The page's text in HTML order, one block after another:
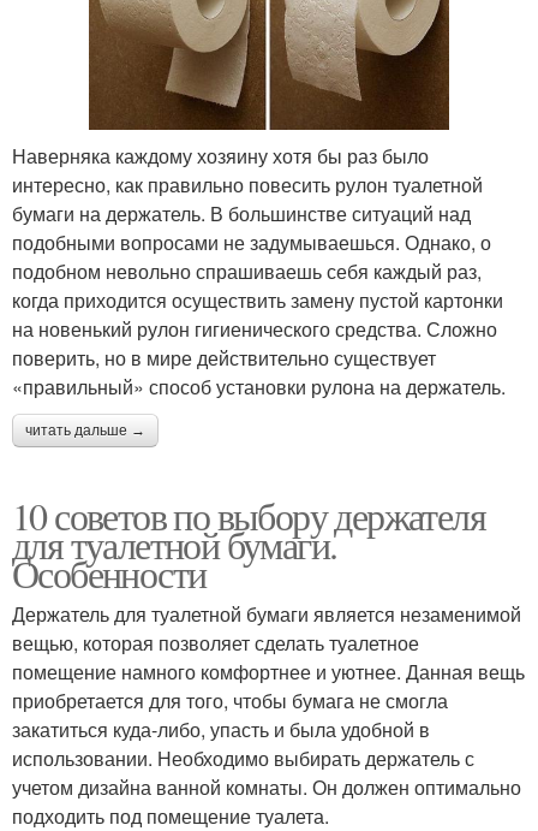
Наверняка каждому хозяину хотя бы раз было
интересно, как правильно повесить рулон туалетной
бумаги на держатель. В большинстве ситуаций над
подобными вопросами не задумываешься. Однако, о
подобном невольно спрашиваешь себя каждый раз,
когда приходится осуществить замену пустой картонки
на новенький рулон гигиенического средства. Сложно
поверить, но в мире действительно существует
«правильный» способ установки рулона на держатель.
читать дальше →
10 советов по выбору держателя
для туалетной бумаги.
Особенности
Держатель для туалетной бумаги является незаменимой
вещью, которая позволяет сделать туалетное
помещение намного комфортнее и уютнее. Данная вещь
приобретается для того, чтобы бумага не смогла
закатиться куда-либо, упасть и была удобной в
использовании. Необходимо выбирать держатель с
учетом дизайна ванной комнаты. Он должен оптимально
подходить под помещение туалета.